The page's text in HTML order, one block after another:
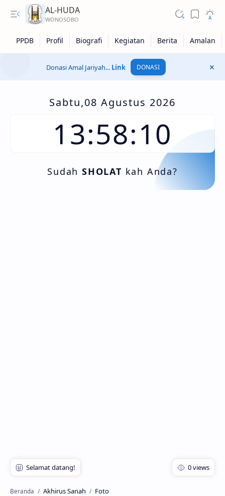
AL-HUDA
Mingguan
Tahunan
Donasi Amal Jariyah... Link DONASI
Sabtu,08 Agustus 2026
13:58:12
Sudah SHOLAT kah Anda?
Beranda Akhirus Sanah Foto